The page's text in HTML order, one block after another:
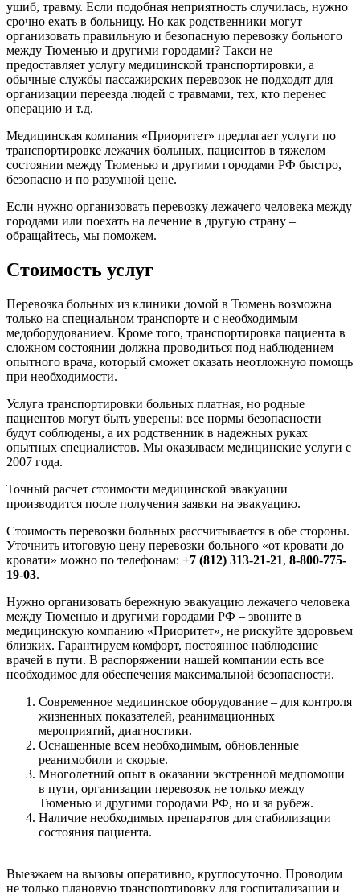
ушиб, травму. Если подобная неприятность случилась, нужно
срочно ехать в больницу. Но как родственники могут
организовать правильную и безопасную перевозку больного
между Тюменью и другими городами? Такси не
предоставляет услугу медицинской транспортировки, а
обычные службы пассажирских перевозок не подходят для
организации переезда людей с травмами, тех, кто перенес
операцию и т.д.
Медицинская компания «Приоритет» предлагает услуги по
транспортировке лежачих больных, пациентов в тяжелом
состоянии между Тюменью и другими городами РФ быстро,
безопасно и по разумной цене.
Если нужно организовать перевозку лежачего человека между
городами или поехать на лечение в другую страну –
обращайтесь, мы поможем.
Стоимость услуг
Перевозка больных из клиники домой в Тюмень возможна
только на специальном транспорте и с необходимым
медоборудованием. Кроме того, транспортировка пациента в
сложном состоянии должна проводиться под наблюдением
опытного врача, который сможет оказать неотложную помощь
при необходимости.
Услуга транспортировки больных платная, но родные
пациентов могут быть уверены: все нормы безопасности
будут соблюдены, а их родственник в надежных руках
опытных специалистов. Мы оказываем медицинские услуги с
2007 года.
Точный расчет стоимости медицинской эвакуации
производится после получения заявки на эвакуацию.
Стоимость перевозки больных рассчитывается в обе стороны.
Уточнить итоговую цену перевозки больного «от кровати до
кровати» можно по телефонам: +7 (812) 313-21-21, 8-800-775-
19-03.
Нужно организовать бережную эвакуацию лежачего человека
между Тюменью и другими городами РФ – звоните в
медицинскую компанию «Приоритет», не рискуйте здоровьем
близких. Гарантируем комфорт, постоянное наблюдение
врачей в пути. В распоряжении нашей компании есть все
необходимое для обеспечения максимальной безопасности.
Современное медицинское оборудование – для контроля
жизненных показателей, реанимационных
мероприятий, диагностики.
Оснащенные всем необходимым, обновленные
реанимобили и скорые.
Многолетний опыт в оказании экстренной медпомощи
в пути, организации перевозок не только между
Тюменью и другими городами РФ, но и за рубеж.
Наличие необходимых препаратов для стабилизации
состояния пациента.
Выезжаем на вызовы оперативно, круглосуточно. Проводим
не только плановую транспортировку для госпитализации и